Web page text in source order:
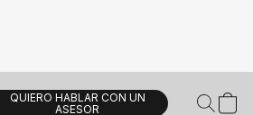
QUIERO HABLAR CON UN
ASESOR